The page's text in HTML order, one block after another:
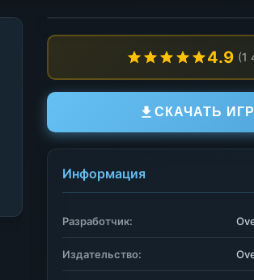
4.9 (1
СКАЧАТЬ
Информация
Разработчик:
Издательство: